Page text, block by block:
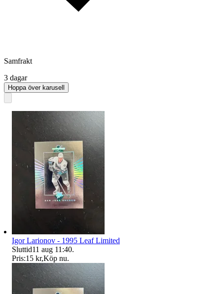
Samfrakt
3 dagar
Hoppa över karusell
Igor Larionov - 1995 Leaf Limited
Sluttid11 aug 11:40.
Pris:15 kr,Köp nu.